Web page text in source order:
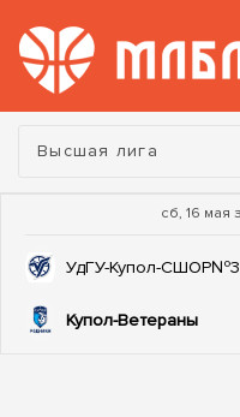
Турнир:
Высшая лига
сб, 16 мая
УдГУ-Купол-СШОР№3
Купол-Ветераны